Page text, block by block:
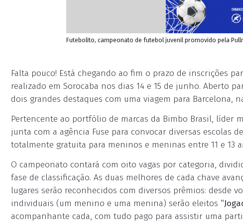
Futebolito, campeonato de futebol juvenil promovido pela
Falta pouco! Está chegando ao fim o prazo de inscrições
realizado em Sorocaba nos dias 14 e 15 de junho. Aberto
dois grandes destaques com uma viagem para Barcelona,
Pertencente ao portfólio de marcas da Bimbo Brasil, líder
junta com a agência Fuse para convocar diversas escolas
totalmente gratuita para meninos e meninas entre 11 e 13
O campeonato contará com oito vagas por categoria,
fase de classificação. As duas melhores de cada chave
lugares serão reconhecidos com diversos prêmios: desde
individuais (um menino e uma menina) serão eleitos
acompanhante cada, com tudo pago para assistir uma